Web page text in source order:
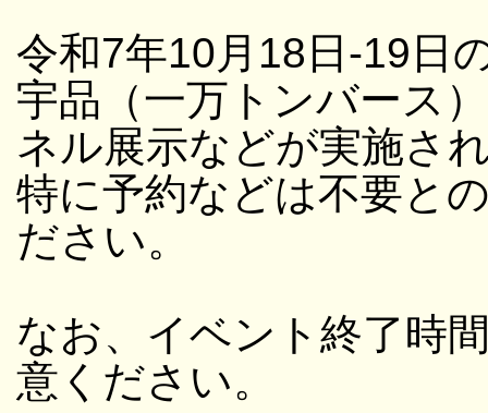
令和7年10月18日-19日
宇品（一万トンバース
ネル展示などが実施さ
特に予約などは不要と
ださい。
なお、イベント終了時
意ください。